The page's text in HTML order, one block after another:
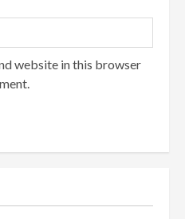
website in this browser